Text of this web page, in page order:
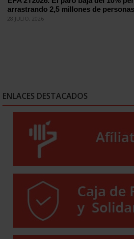
arrastrando 2,5 millones de
28 JULIO, 2026
ENLACES DESTACADOS